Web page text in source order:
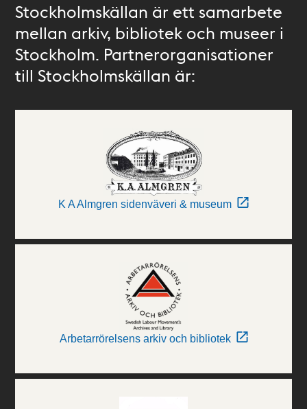
Stockholmskällan är ett samarbete
mellan arkiv, bibliotek och museer i
Stockholm. Partnerorganisationer
till Stockholmskällan är:
K A Almgren sidenväveri & museum
Arbetarrörelsens arkiv och bibliotek